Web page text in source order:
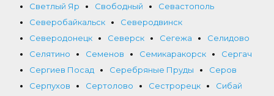
Светлый Яр
Свободный
Севастополь
Северобайкальск
Северодвинск
Северодонецк
Северск Сегежа
Селидово
Селятино
Семенов Семикаракорск
Сергач
Сергиев Посад
Серебряные Пруды
Серов
Серпухов
Сертолово Сестрорецк
Сибай